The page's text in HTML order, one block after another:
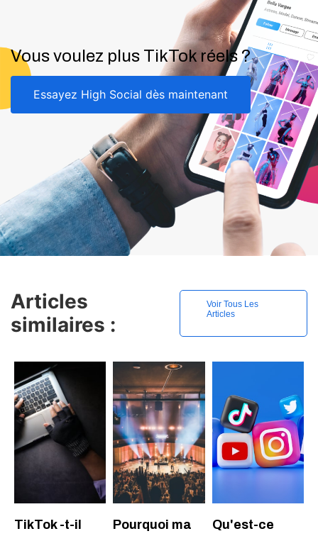
Vous voulez plus TikTok réels ?
Essayez High Social dès maintenant
Articles
similaires :
Voir Tous Les
Articles
TikTok -t-il
Pourquoi ma
Qu'est-ce